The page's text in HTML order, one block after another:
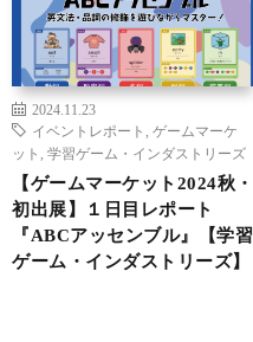
2024.11.23
イベントレポート , ゲームマーケ
ット , 学習ゲーム・インダストリーズ
【ゲームマーケット2024秋・
初出展】１日目レポート
『ABCアッセンブル』【学習
ゲーム・インダストリーズ】